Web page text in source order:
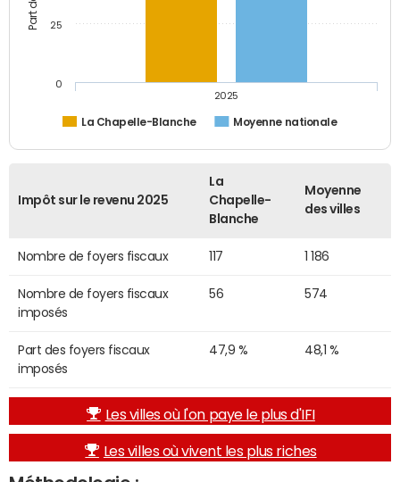
La Chapelle-Blanche Moyenne nationale
2025
0
25
Impôt sur le revenu 2025
La
Chapelle-
Blanche
Moyenne
des villes
Nombre de foyers fiscaux 117 1 186
Nombre de foyers fiscaux
imposés
56 574
Part des foyers fiscaux
imposés
47,9 % 48,1 %
Les villes où l'on paye le plus d'IFI
Les villes où vivent les plus riches